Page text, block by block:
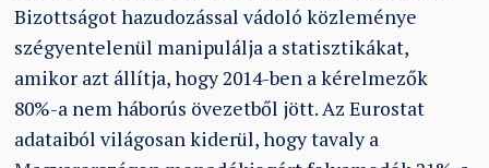
Bizottságot hazudozással vádoló közleménye
szégyentelenül manipulálja a statisztikákat,
amikor azt állítja, hogy 2014-ben a kérelmezők
80%-a nem háborús övezetből jött. Az Eurostat
adataiból világosan kiderül, hogy tavaly a